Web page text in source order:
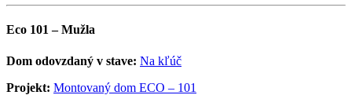
Eco 101 – Mužla
Dom odovzdaný v stave: Na kľúč
Projekt: Montovaný dom ECO – 101